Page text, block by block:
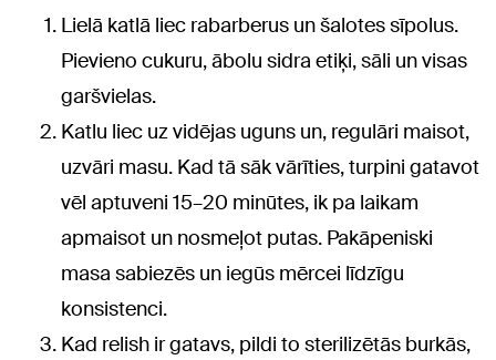
Lielā katlā liec rabarberus un šalotes sīpolus.
Pievieno cukuru, ābolu sidra etiķi, sāli un visas
garšvielas.
Katlu liec uz vidējas uguns un, regulāri maisot,
uzvāri masu. Kad tā sāk vārīties, turpini gatavot
vēl aptuveni 15–20 minūtes, ik pa laikam
apmaisot un nosmeļot putas. Pakāpeniski
masa sabiezēs un iegūs mērcei līdzīgu
konsistenci.
Kad relish ir gatavs, pildi to sterilizētās burkās,